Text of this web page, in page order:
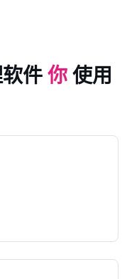
件 你 使用